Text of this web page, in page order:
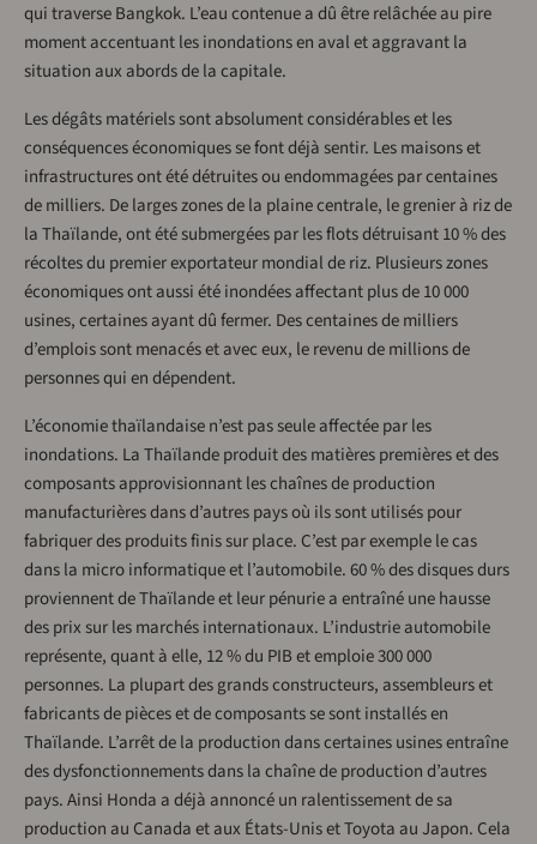
qui traverse Bangkok. L’eau contenue a dû être relâchée au pire
moment accentuant les inondations en aval et aggravant la
situation aux abords de la capitale.
Les dégâts matériels sont absolument considérables et les
conséquences économiques se font déjà sentir. Les maisons et
infrastructures ont été détruites ou endommagées par centaines
de milliers. De larges zones de la plaine centrale, le grenier à riz de
la Thaïlande, ont été submergées par les flots détruisant 10 % des
récoltes du premier exportateur mondial de riz. Plusieurs zones
économiques ont aussi été inondées affectant plus de 10 000
usines, certaines ayant dû fermer. Des centaines de milliers
d’emplois sont menacés et avec eux, le revenu de millions de
personnes qui en dépendent.
L’économie thaïlandaise n’est pas seule affectée par les
inondations. La Thaïlande produit des matières premières et des
composants approvisionnant les chaînes de production
manufacturières dans d’autres pays où ils sont utilisés pour
fabriquer des produits finis sur place. C’est par exemple le cas
dans la micro informatique et l’automobile. 60 % des disques durs
proviennent de Thaïlande et leur pénurie a entraîné une hausse
des prix sur les marchés internationaux. L’industrie automobile
représente, quant à elle, 12 % du PIB et emploie 300 000
personnes. La plupart des grands constructeurs, assembleurs et
fabricants de pièces et de composants se sont installés en
Thaïlande. L’arrêt de la production dans certaines usines entraîne
des dysfonctionnements dans la chaîne de production d’autres
pays. Ainsi Honda a déjà annoncé un ralentissement de sa
production au Canada et aux États-Unis et Toyota au Japon. Cela